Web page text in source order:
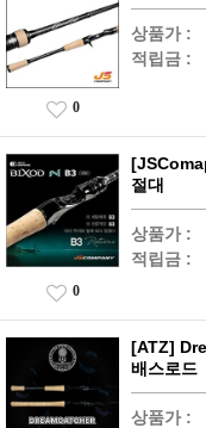
상품가 :
적립금 :
0
절대
상품가 :
적립금 :
0
[ATZ]
배스로드
상품가 :